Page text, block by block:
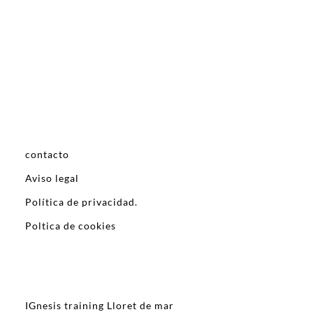
contacto
Aviso legal
Política de privacidad.
Poltica de cookies
IGnesis training Lloret de mar